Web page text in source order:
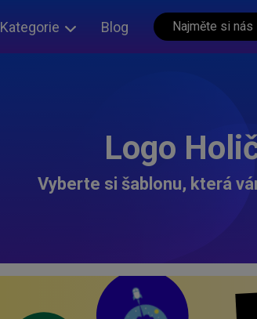
Kategorie Blog Najměte si nás
Logo
Vyberte si šablonu, která